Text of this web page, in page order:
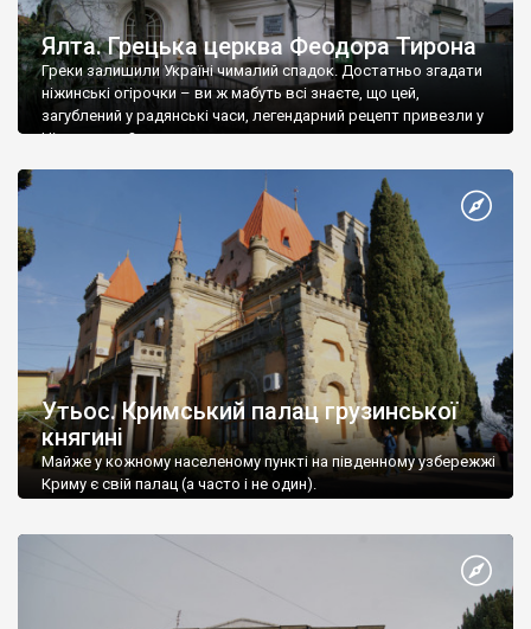
Ялта. Грецька церква Феодора Тирона
Греки залишили Україні чималий спадок. Достатньо згадати
ніжинські огірочки – ви ж мабуть всі знаєте, що цей,
загублений у радянські часи, легендарний рецепт привезли у
Ніжин греки?
Утьос. Кримський палац грузинської
княгині
Майже у кожному населеному пункті на південному узбережжі
Криму є свій палац (а часто і не один).